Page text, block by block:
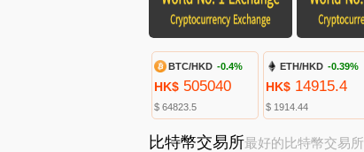
BTC/HKD -0.4%
HK$ 505040
$ 64823.5
ETH/HKD -0.39%
HK$14915.4
$ 1914.44
比特幣交易所最好的比特幣交易所